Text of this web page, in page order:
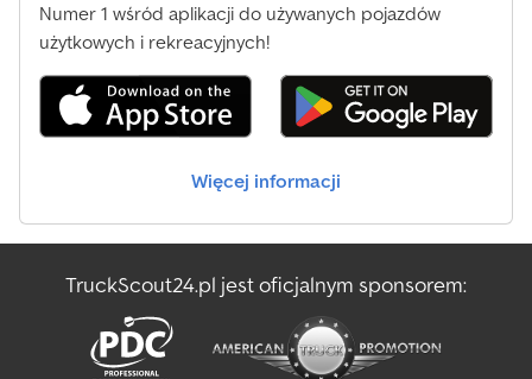
Numer 1 wśród aplikacji do używanych pojazdów
użytkowych i rekreacyjnych!
Więcej informacji
TruckScout24.pl jest oficjalnym sponsorem: